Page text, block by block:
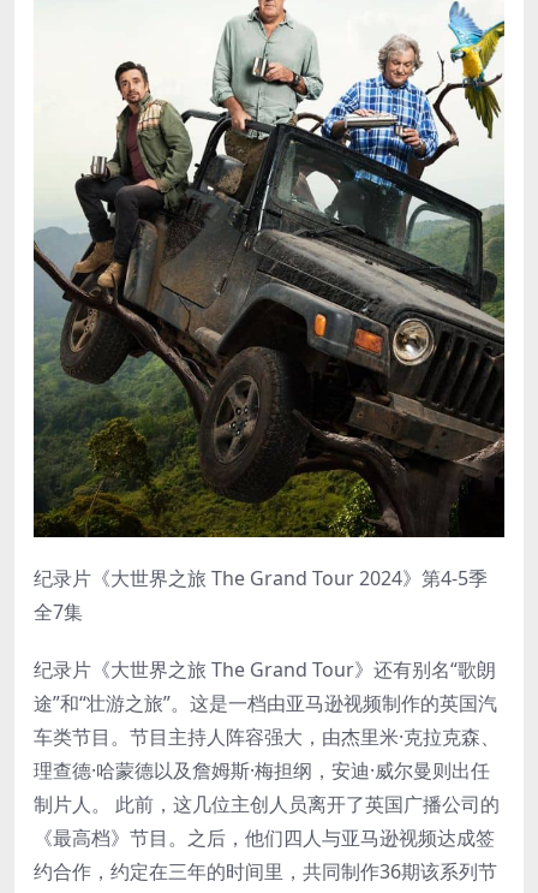
纪录片《大世界之旅 The Grand Tour 2024》第4-5季
全7集
纪录片《大世界之旅 The Grand Tour》还有别名“歌朗
途”和“壮游之旅”。这是一档由亚马逊视频制作的英国汽
车类节目。节目主持人阵容强大，由杰里米·克拉克森、
理查德·哈蒙德以及詹姆斯·梅担纲，安迪·威尔曼则出任
制片人。 此前，这几位主创人员离开了英国广播公司的
《最高档》节目。之后，他们四人与亚马逊视频达成签
约合作，约定在三年的时间里，共同制作36期该系列节